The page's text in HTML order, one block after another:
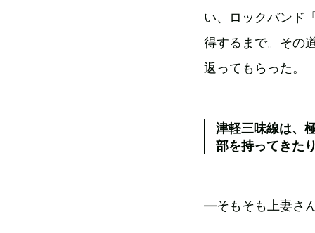
い、ロックバンド
得するまで。その
返ってもらった。
津軽三味線は、
部を持ってきた
―そもそも上妻さ